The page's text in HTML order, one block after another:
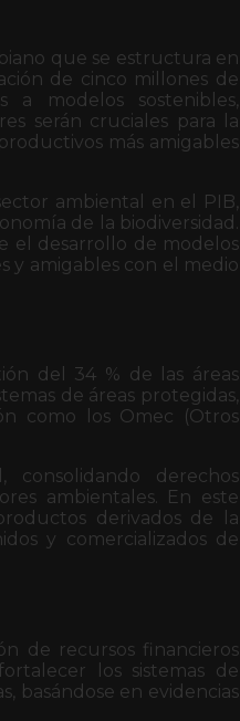
que se estructura en
de cinco millones de
modelos sostenibles,
serán cruciales para la
más amigables
ambiental en el PIB,
de la biodiversidad.
el desarrollo de modelos
y amigables con el medio
del 34 % de las áreas
de áreas protegidas,
como los Omec (Otros
consolidando derechos
ambientales. En este
derivados de la
y comercializados de
de recursos financieros
los sistemas de
basándose en evidencias